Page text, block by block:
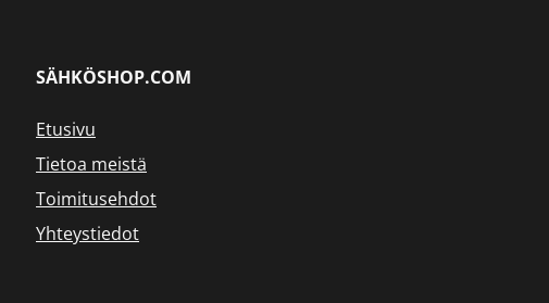
SÄHKÖSHOP.COM
Etusivu
Tietoa meistä
Toimitusehdot
Yhteystiedot